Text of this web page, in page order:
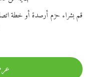
قم بشراء حزم أرصدة أو خطة